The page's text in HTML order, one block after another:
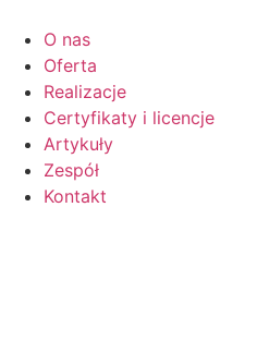
O nas
Oferta
Realizacje
Certyfikaty i licencje
Artykuły
Zespół
Kontakt